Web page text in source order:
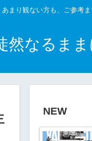
あまり観ない方も、ご参考
なるまま
NEW